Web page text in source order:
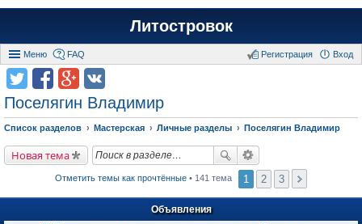
Литостровок
Меню FAQ Вход
Регистрация
Поселягин Владимир
Список разделов Мастерская Личные разделы Поселягин Владимир
Новая тема
Отметить темы как прочтённые • 141 тема 1 2 3
Объявления